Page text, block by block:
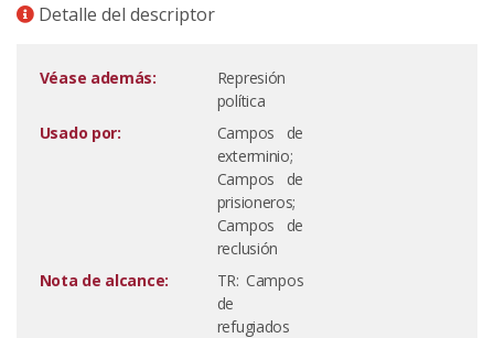
Detalle del descriptor
Véase además:
Represión
política
Usado por:
Campos de
exterminio;
Campos de
prisioneros;
Campos de
reclusión
Nota de alcance:
TR: Campos
de
refugiados